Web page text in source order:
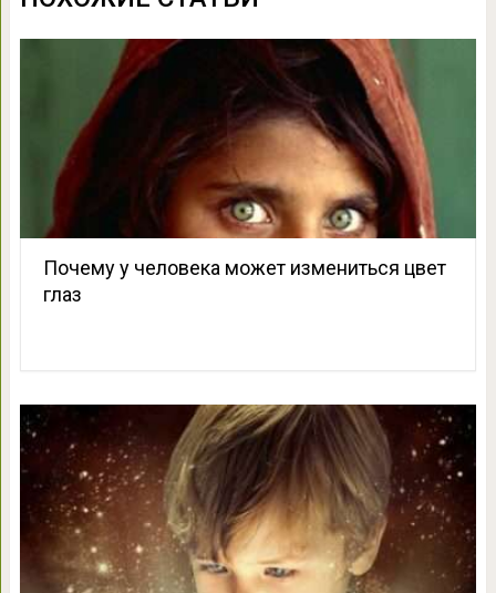
Почему у человека может измениться цвет
глаз